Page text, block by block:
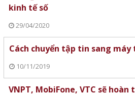
kinh tế số
29/04/2020
Cách chuyển tập tin sang
10/11/2019
VNPT, MobiFone, VTC sẽ hoàn